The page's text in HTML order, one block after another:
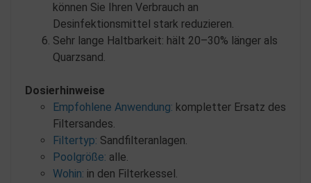
können Sie Ihren Verbrauch an
Desinfektionsmittel stark reduzieren.
Sehr lange Haltbarkeit: hält 20–30% länger als
Quarzsand.
Dosierhinweise
Empfohlene Anwendung: kompletter Ersatz des
Filtersandes.
Filtertyp: Sandfilteranlagen.
Poolgröße: alle.
Wohin: in den Filterkessel.